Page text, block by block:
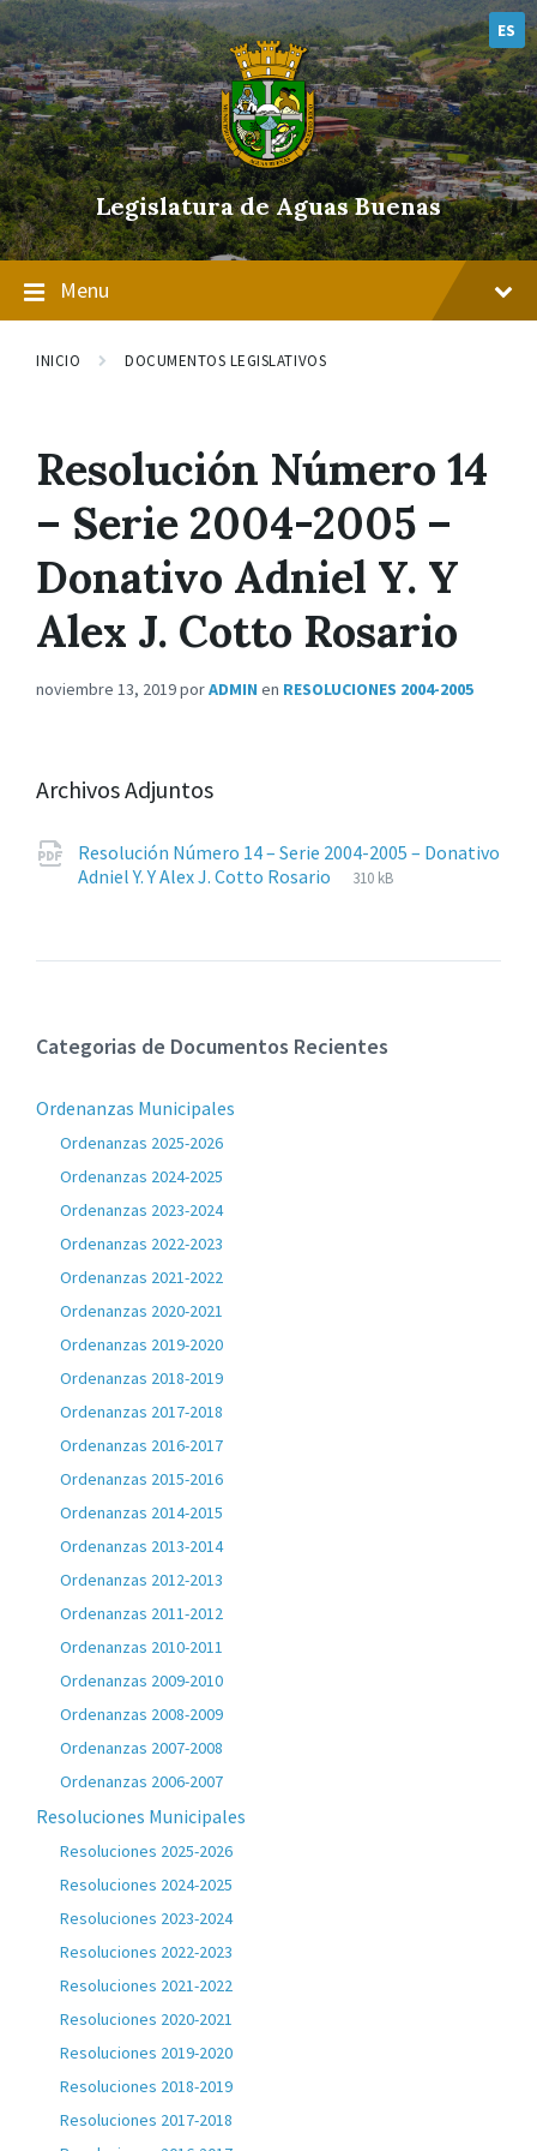
Skip
to
content
Skip
to
main
navigation
Skip
to
footer
ES
Legislatura de Aguas Buenas
Menu
INICIO DOCUMENTOS LEGISLATIVOS
Resolución Número 14
– Serie 2004-2005 –
Donativo Adniel Y. Y
Alex J. Cotto Rosario
noviembre 13, 2019porADMIN en RESOLUCIONES 2004-2005
Archivos Adjuntos
Resolución Número 14 – Serie 2004-2005 – Donativo
Adniel Y. Y Alex J. Cotto Rosario
Extensiones
pdf
Tamaño
310 kB
Categorias de Documentos Recientes
Ordenanzas Municipales
Ordenanzas 2025-2026
Ordenanzas 2024-2025
Ordenanzas 2023-2024
Ordenanzas 2022-2023
Ordenanzas 2021-2022
Ordenanzas 2020-2021
Ordenanzas 2019-2020
Ordenanzas 2018-2019
Ordenanzas 2017-2018
Ordenanzas 2016-2017
Ordenanzas 2015-2016
Ordenanzas 2014-2015
Ordenanzas 2013-2014
Ordenanzas 2012-2013
Ordenanzas 2011-2012
Ordenanzas 2010-2011
Ordenanzas 2009-2010
Ordenanzas 2008-2009
Ordenanzas 2007-2008
Ordenanzas 2006-2007
Resoluciones Municipales
Resoluciones 2025-2026
Resoluciones 2024-2025
Resoluciones 2023-2024
Resoluciones 2022-2023
Resoluciones 2021-2022
Resoluciones 2020-2021
Resoluciones 2019-2020
Resoluciones 2018-2019
Resoluciones 2017-2018